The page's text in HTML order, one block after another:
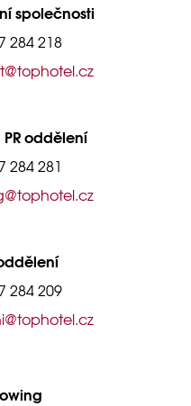
společnosti
284 218
oddělení
284 281
284 209